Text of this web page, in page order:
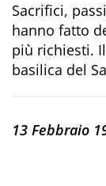
Sacrifici,
hanno fatto
più richiesti.
basilica del
13 Febbraio